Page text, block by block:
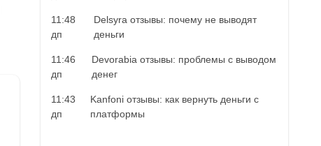
11:48
дп
Delsyra отзывы: почему не выводят
деньги
11:46
дп
Devorabia отзывы: проблемы с выводом
денег
11:43
дп
Kanfoni отзывы: как вернуть деньги с
платформы